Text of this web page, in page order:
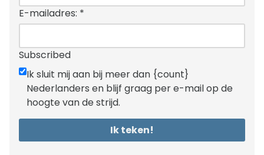
E-mailadres: *
Subscribed
Ik sluit mij aan bij meer dan {count}
Nederlanders en blijf graag per e-mail op de
hoogte van de strijd.
Ik teken!